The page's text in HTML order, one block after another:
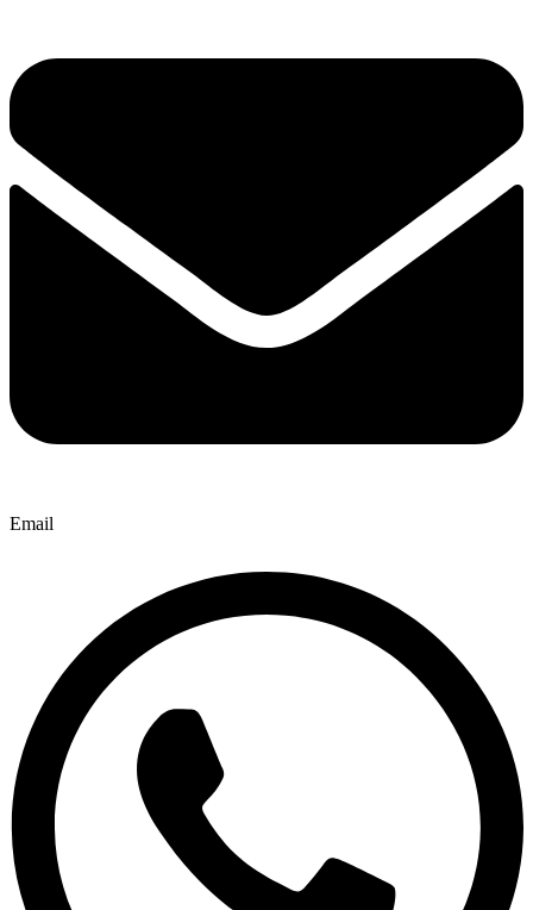
Email